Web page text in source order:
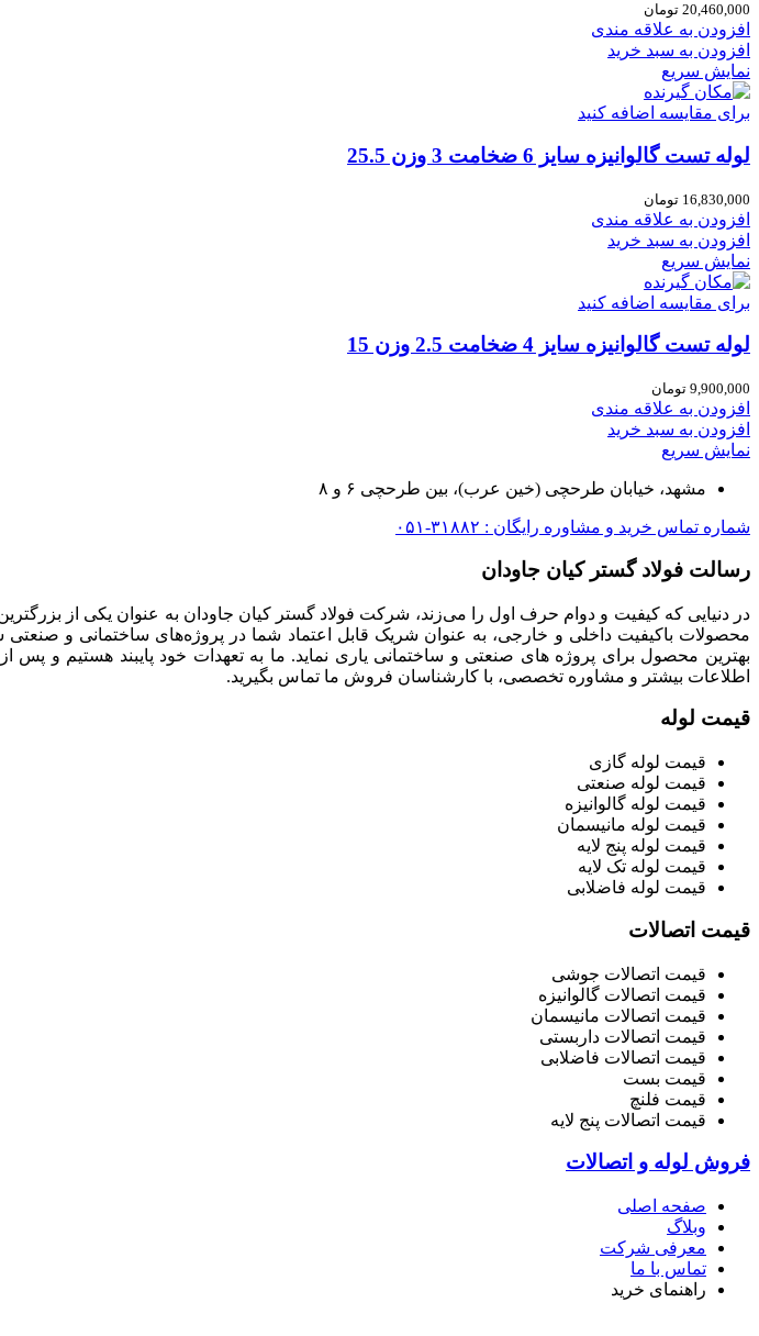
20,460,000 تومان
افزودن به علاقه مندی
افزودن به سبد خرید
نمایش سریع
برای مقایسه اضافه کنید
لوله تست گالوانیزه سایز 6 ضخامت 3 وزن 25.5
16,830,000 تومان
افزودن به علاقه مندی
افزودن به سبد خرید
نمایش سریع
برای مقایسه اضافه کنید
لوله تست گالوانیزه سایز 4 ضخامت 2.5 وزن 15
9,900,000 تومان
افزودن به علاقه مندی
افزودن به سبد خرید
نمایش سریع
مشهد، خیابان طرحچی (خین عرب)، بین طرحچی ۶ و ۸
شماره تماس خرید و مشاوره رایگان : ۳۱۸۸۲-۰۵۱
رسالت فولاد گستر کیان جاودان
در دنیایی که کیفیت و دوام حرف اول را می‌زند، شرکت فولاد گستر کیان جاودان به عنوان یکی از
محصولات باکیفیت داخلی و خارجی، به عنوان شریک قابل اعتماد شما در پروژه‌های ساختمانی و
بهترین محصول برای پروژه های صنعتی و ساختمانی یاری نماید. ما به تعهدات خود پایبند هستیم و
اطلاعات بیشتر و مشاوره تخصصی، با کارشناسان فروش ما تماس بگیرید.
قیمت لوله
قیمت لوله گازی
قیمت لوله صنعتی
قیمت لوله گالوانیزه
قیمت لوله مانیسمان
قیمت لوله پنج لایه
قیمت لوله تک لایه
قیمت لوله فاضلابی
قیمت اتصالات
قیمت اتصالات جوشی
قیمت اتصالات گالوانیزه
قیمت اتصالات مانیسمان
قیمت اتصالات داربستی
قیمت اتصالات فاضلابی
قیمت بست
قیمت فلنچ
قیمت اتصالات پنج لایه
فروش لوله و اتصالات
صفحه اصلی
وبلاگ
معرفی شرکت
تماس با ما
راهنمای خرید